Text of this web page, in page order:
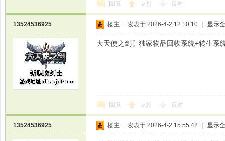
回复 支持 反对
13524536925 楼主 发表于 2026-4-2 12:10:10 显示
大天使之剑〖独家物品回收系统+转生
回复 支持 反对
13524536925 楼主 发表于 2026-4-2 15:55:42 显示